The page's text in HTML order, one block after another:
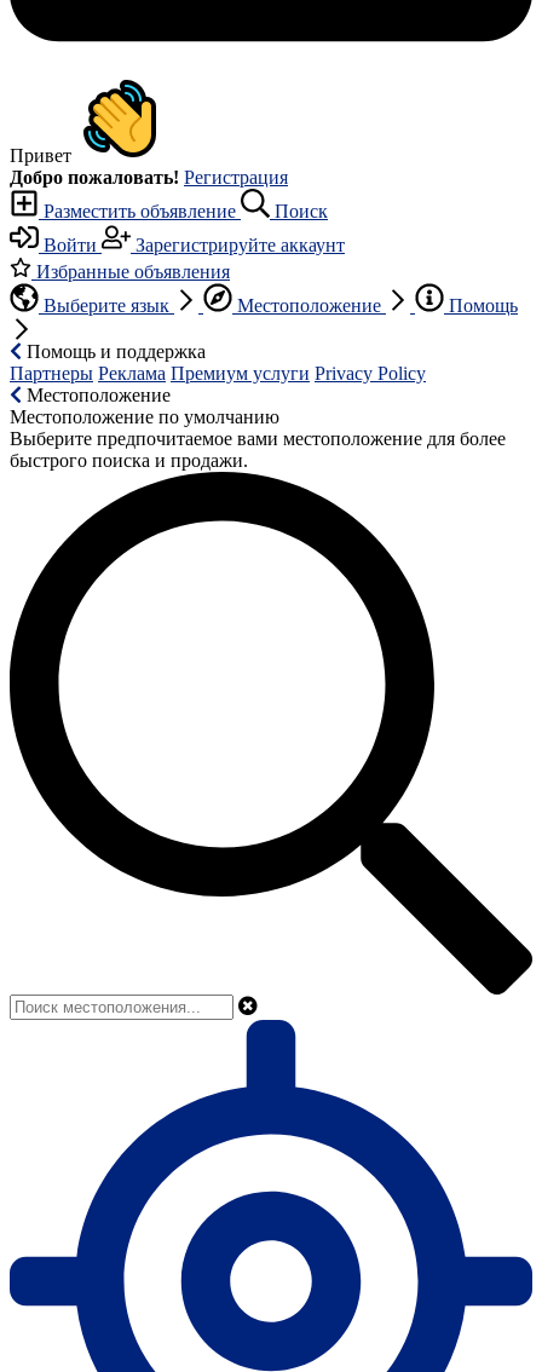
Привет
Добро пожаловать! Регистрация
Разместить объявление
Поиск
Войти
Зарегистрируйте аккаунт
Избранные объявления
Выберите язык
Местоположение Помощь
Помощь и поддержка
Партнеры Реклама Премиум услуги Privacy Policy
Местоположение
Местоположение по умолчанию
Выберите предпочитаемое вами местоположение для более
быстрого поиска и продажи.